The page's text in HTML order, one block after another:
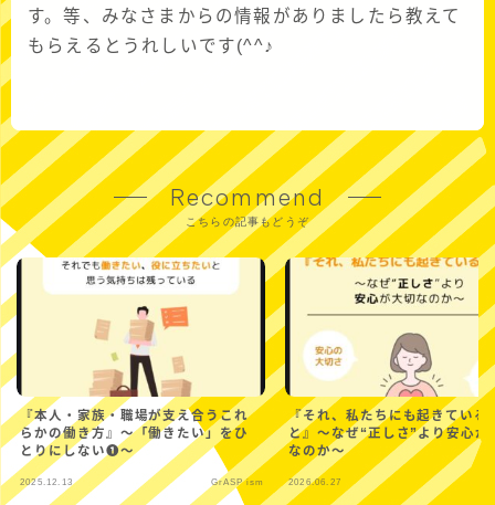
す。等、みなさまからの情報がありましたら教えて
もらえるとうれしいです(^^♪
Recommend
こちらの記事もどうぞ
『本人・家族・職場が支え合うこれ
らかの働き方』〜「働きたい」をひ
とりにしない❶〜
2025.12.13 GrASP ism
『それ、私たちにも起きている
と』〜なぜ“正しさ”より安心が
なのか～
2026.06.27